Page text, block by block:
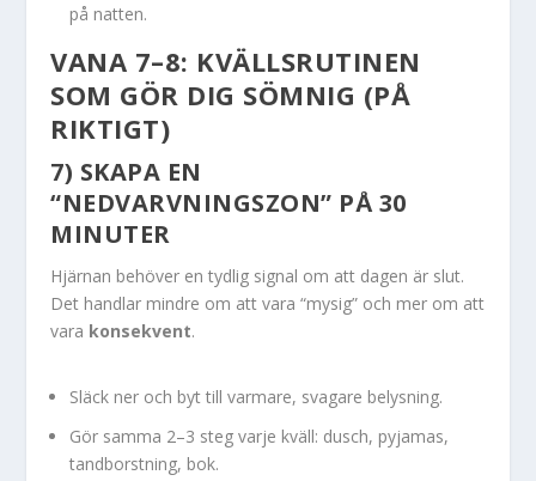
på natten.
VANA 7–8: KVÄLLSRUTINEN
SOM GÖR DIG SÖMNIG (PÅ
RIKTIGT)
7) SKAPA EN
“NEDVARVNINGSZON” PÅ 30
MINUTER
Hjärnan behöver en tydlig signal om att dagen är slut.
Det handlar mindre om att vara “mysig” och mer om att
vara konsekvent.
Släck ner och byt till varmare, svagare belysning.
Gör samma 2–3 steg varje kväll: dusch, pyjamas,
tandborstning, bok.